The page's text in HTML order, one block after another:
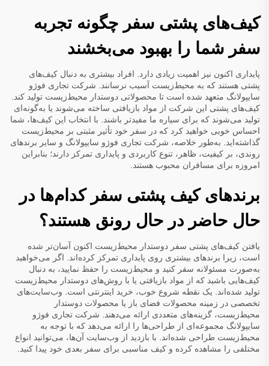
کیف‌های پشتی سفر چگونه تجربه
سفر شما را بهبود می‌بخشند
پایداری اکنون نیز اهمیت زیادی دارد. افراد بیشتری به دنبال کیف‌های
پشتی هستند که به محیط‌زیست آسیب نرسانند. شرکت تجاری فوژو
سایپولانگ متعهد شده است تا محصولاتی دوستدار محیط‌زیست تولید کند.
کیف‌های پشتی این شرکت از مواد بازیافتی ساخته می‌شوند یا به‌گونه‌ای
تولید می‌شوند که برای سیاره ما مفیدتر باشند. با انتخاب این کیف‌ها، شما
احساس خوبی خواهید کرد که در سفر خود تأثیر مثبتی بر محیط‌زیست
گذاشته‌اید. به‌طور خلاصه، شرکت تجاری فوژو سایپولانگ و سایر برندهای
روندی، بر کیفیت، ظاهر، تنوع کاربردی و پایداری تمرکز دارند؛ بنابراین
امروزه برای مسافران محبوب هستند.
برندهای کیف پشتی سفر کدام‌ها در
حال حاضر در حال رونق هستند؟
یافتن کیف‌های پشتی سفر دوستدار محیط‌زیست اکنون آسان‌تر شده
است، زیرا برندهای بیشتری روی پایداری تمرکز کرده‌اند. اگر می‌خواهید
به‌صورت مسئولانه سفر کنید و محیط‌زیست را حفظ نمایید، به دنبال
کیف‌هایی باشید که از مواد بازیافتی یا با روش‌های دوستدار محیط‌زیست
تولید شده‌اند. یک نقطه شروع خوب، خرید اینترنتی است. وب‌سایت‌های
تخصصی در زمینه محصولات فضای باز یا محصولات دوستدار
محیط‌زیست، گزینه‌های متعددی ارائه می‌دهند. شرکت تجاری فوژو
سایپولانگ مجموعه‌ای از طراحی‌ها را ارائه می‌دهد که با توجه به
محیط‌زیست طراحی شده‌اند. با بازدید از وب‌سایت آن‌ها، می‌توانید انواع
مختلفی را مشاهده کرده و کیف مناسبی برای سفر بعدی خود پیدا کنید.